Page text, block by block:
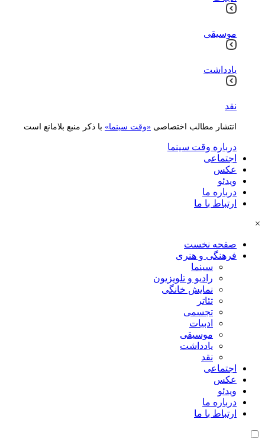
موسیقی
یادداشت
نقد
انتشار مطالب اختصاصی «وقت سینما» با ذکر منبع بلامانع است
درباره وقت سینما
اجتماعی
عکس
ویدئو
درباره ما
ارتباط با ما
×
صفحه نخست
فرهنگی و هنری
سینما
رادیو و تلویزیون
نمایش خانگی
تئاتر
تجسمی
ادبیات
موسیقی
یادداشت
نقد
اجتماعی
عکس
ویدئو
درباره ما
ارتباط با ما